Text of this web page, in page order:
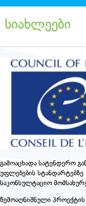
სიახლეები
გამოაცხადა სატენდერო
უფლებების სტანდარტებზე
საკონსულტაციო
ზემოაღნიშნული